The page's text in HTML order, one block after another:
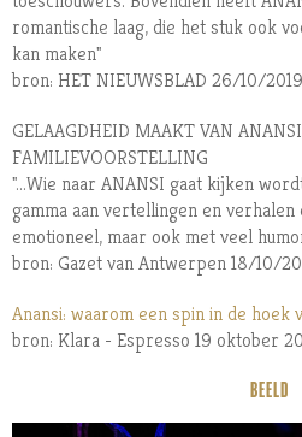
romantische laag, die het stuk ook
kan maken"
bron: HET NIEUWSBLAD 26/10/
GELAAGDHEID MAAKT VAN
FAMILIEVOORSTELLING
"...Wie naar ANANSI gaat kijken
gamma aan vertellingen en
emotioneel, maar ook met veel
bron: Gazet van Antwerpen 18/10/
Anansi: waarom een spin in de hoek
bron: Klara - Espresso 19 oktober
BEELD